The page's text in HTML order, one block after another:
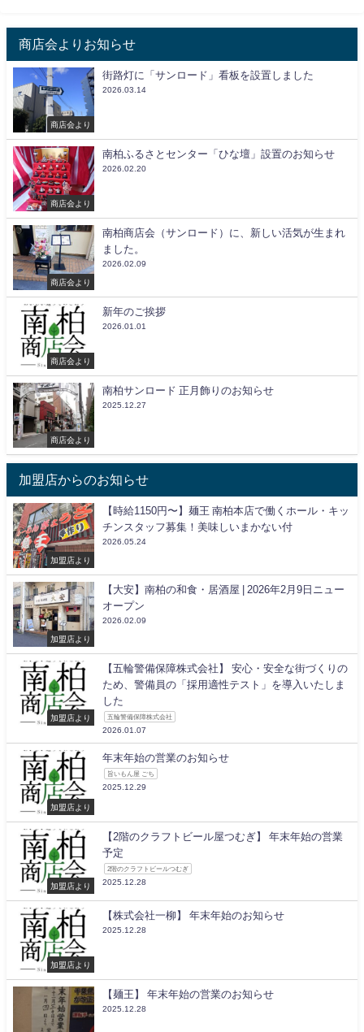
商店会よりお知らせ
商店会より
街路灯に「サンロード」看板を設置しました
2026.03.14
商店会より
南柏ふるさとセンター「ひな壇」設置のお知らせ
2026.02.20
商店会より
南柏商店会（サンロード）に、新しい活気が生まれ
ました。
2026.02.09
商店会より
新年のご挨拶
2026.01.01
商店会より
南柏サンロード 正月飾りのお知らせ
2025.12.27
加盟店からのお知らせ
加盟店より
【時給1150円〜】麺王 南柏本店で働くホール・キッ
チンスタッフ募集！美味しいまかない付
2026.05.24
加盟店より
【大安】南柏の和食・居酒屋 | 2026年2月9日ニュー
オープン
2026.02.09
加盟店より
【五輪警備保障株式会社】 安心・安全な街づくりの
ため、警備員の「採用適性テスト」を導入いたしま
した
五輪警備保障株式会社
2026.01.07
加盟店より
年末年始の営業のお知らせ
旨いもん屋 ごち
2025.12.29
加盟店より
【2階のクラフトビール屋つむぎ】 年末年始の営業
予定
2階のクラフトビールつむぎ
2025.12.28
加盟店より
【株式会社一柳】 年末年始のお知らせ
2025.12.28
【麺王】 年末年始の営業のお知らせ
2025.12.28